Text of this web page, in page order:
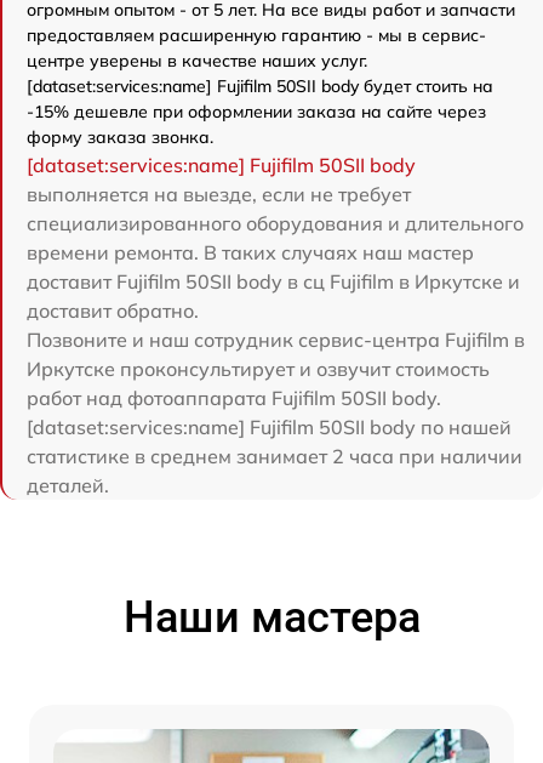
огромным опытом - от 5 лет. На все виды работ и запчасти
предоставляем расширенную гарантию - мы в сервис-
центре уверены в качестве наших услуг.
[dataset:services:name] Fujifilm 50SII body будет стоить на
-15% дешевле при оформлении заказа на сайте через
форму заказа звонка.
[dataset:services:name] Fujifilm 50SII body
выполняется на выезде, если не требует
специализированного оборудования и длительного
времени ремонта. В таких случаях наш мастер
доставит Fujifilm 50SII body в сц Fujifilm в Иркутске и
доставит обратно.
Позвоните и наш сотрудник сервис-центра Fujifilm в
Иркутске проконсультирует и озвучит стоимость
работ над фотоаппарата Fujifilm 50SII body.
[dataset:services:name] Fujifilm 50SII body по нашей
статистике в среднем занимает 2 часа при наличии
деталей.
Наши мастера